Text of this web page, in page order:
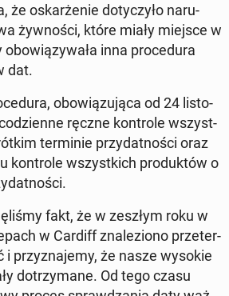
że oskar­że­nie do­ty­czy­ło na­ru­
żyw­no­ści, które miały miejsce w
obo­wią­zy­wa­ła inna pro­ce­du­ra
dat.
obo­wią­zu­ją­ca od 24 li­sto­
ręczne kon­tro­le wszyst­
ter­mi­nie przy­dat­no­ści oraz
kon­tro­le wszyst­kich pro­duk­tów o
fakt, że w zeszłym roku w
w Cardiff zna­le­zio­no prze­ter­
przy­zna­je­my, że nasze wysokie
do­trzy­ma­ne. Od tego czasu